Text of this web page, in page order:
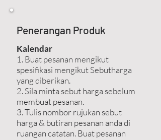
Penerangan Produk
Kalendar
1. Buat pesanan mengikut
spesifikasi mengikut Sebutharga
yang diberikan.
2. Sila minta sebut harga sebelum
membuat pesanan.
3. Tulis nombor rujukan sebut
harga & butiran pesanan anda di
ruangan catatan. Buat pesanan